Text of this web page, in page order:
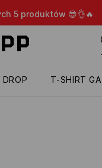
5 produktów 😎👌🔥
T-SHIRT